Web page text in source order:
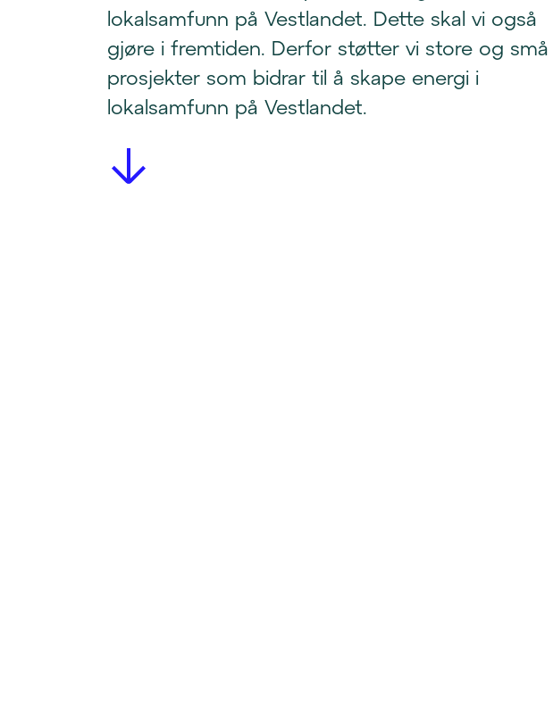
lokalsamfunn på Vestlandet. Dette skal vi også
gjøre i fremtiden. Derfor støtter vi store og små
prosjekter som bidrar til å skape energi i
lokalsamfunn på Vestlandet.